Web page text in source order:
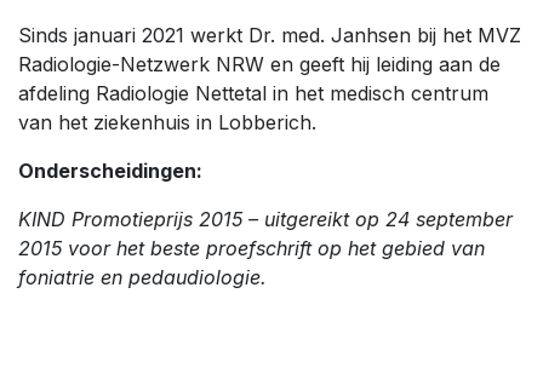
Sinds januari 2021 werkt Dr. med. Janhsen bij het MVZ
Radiologie-Netzwerk NRW en geeft hij leiding aan de
afdeling Radiologie Nettetal in het medisch centrum
van het ziekenhuis in Lobberich.
Onderscheidingen:
KIND Promotieprijs 2015 – uitgereikt op 24 september
2015 voor het beste proefschrift op het gebied van
foniatrie en pedaudiologie.